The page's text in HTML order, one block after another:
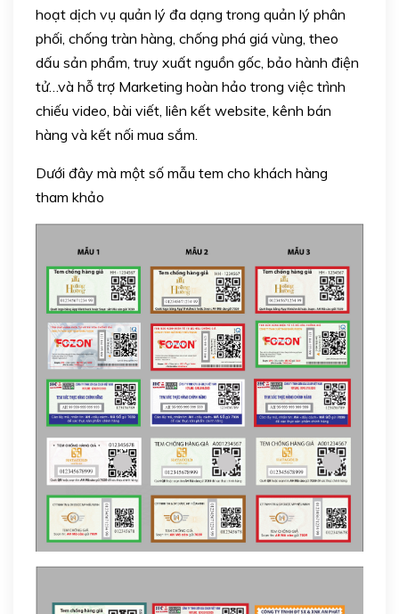
hoạt dịch vụ quản lý đa dạng trong quản lý phân
phối, chống tràn hàng, chống phá giá vùng, theo
dấu sản phẩm, truy xuất nguồn gốc, bảo hành điện
tử…và hỗ trợ Marketing hoàn hảo trong việc trình
chiếu video, bài viết, liên kết website, kênh bán
hàng và kết nối mua sắm.
Dưới đây mà một số mẫu tem cho khách hàng
tham khảo